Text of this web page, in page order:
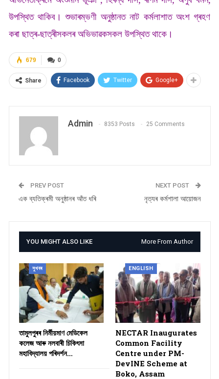
উপস্থিত থাকিব। শুভাৰম্ভণী অনুষ্ঠানত নাট কৰ্মলাশাত অংশ গ্ৰহণ
কৰা ছাত্ৰ-ছাত্ৰীসকলৰ অভিভাৱকসকল উপস্থিত থাকে।
0
679
Share Facebook Twitter Google+
Admin 8353 Posts 25 Comments
PREV POST
এক ব্যতিক্ৰমী অনুষ্ঠানৰ আঁত ধৰি
NEXT POST
নৃত্যৰ কৰ্মশালা আয়োজন
YOU MIGHT ALSO LIKE More From Author
সুখবৰ
তামুলপুৰৰ নিৰ্মীয়মাণ মেডিকেল
কলেজ আৰু নলবাৰী চিকিৎসা
মহাবিদ্যালয় পৰিদৰ্শন…
ENGLISH
NECTAR Inaugurates
Common Facility
Centre under PM-
DevINE Scheme at
Boko, Assam